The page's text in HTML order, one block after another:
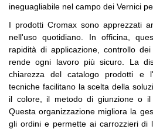
ineguagliabile nel campo dei Vernici
I prodotti Cromax sono apprezzati
nell'uso quotidiano. In officina,
rapidità di applicazione, controllo
rende ogni lavoro più sicuro. La
chiarezza del catalogo prodotti e
tecniche facilitano la scelta della
il colore, il metodo di giunzione o il
Questa organizzazione migliora la
gli ordini e permette ai carrozzieri di